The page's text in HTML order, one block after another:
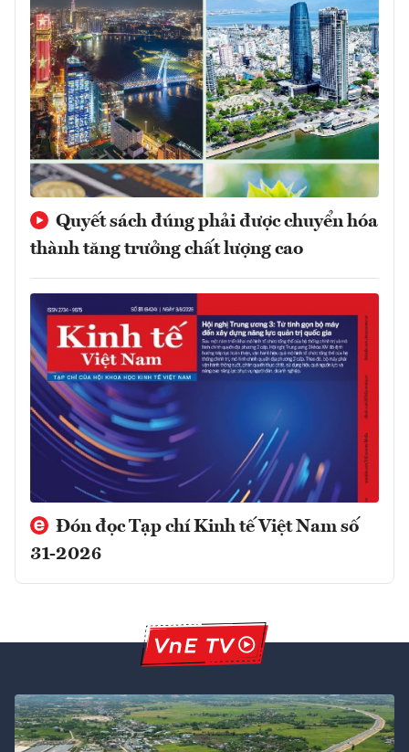
Quyết sách đúng phải được chuyển hóa
thành tăng trưởng chất lượng cao
Đón đọc Tạp chí Kinh tế Việt Nam số
31-2026